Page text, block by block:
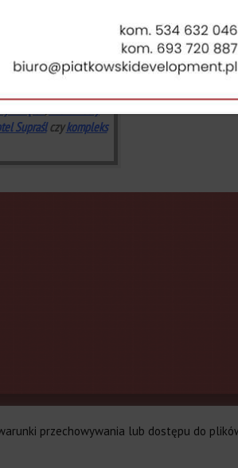
Supraślczykompleks
przechowywania lub dostępu do